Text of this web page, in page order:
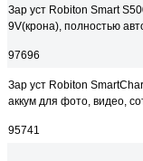
Зар уст Robiton Smart
9V(крона), полностью
97696
Зар уст Robiton
аккум для фото, видео,
95741